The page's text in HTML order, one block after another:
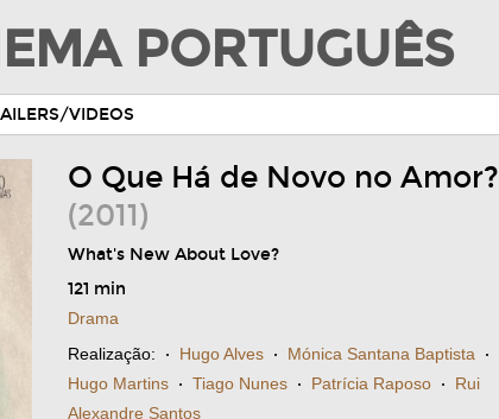
PORTUGUÊS
VIDEOS
O Que Há de Novo no Amor?
(2011)
What's New About Love?
121 min
Drama
Realização: · Hugo Alves · Mónica Santana Baptista ·
Hugo Martins · Tiago Nunes · Patrícia Raposo · Rui
Alexandre Santos